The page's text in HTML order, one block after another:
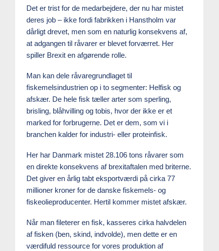
Det er trist for de medarbejdere, der nu har mistet
deres job – ikke fordi fabrikken i Hanstholm var
dårligt drevet, men som en naturlig konsekvens af,
at adgangen til råvarer er blevet forværret. Her
spiller Brexit en afgørende rolle.
Man kan dele råvaregrundlaget til
fiskemelsindustrien op i to segmenter: Helfisk og
afskær. De hele fisk tæller arter som sperling,
brisling, blåhvilling og tobis, hvor der ikke er et
marked for forbrugerne. Det er dem, som vi i
branchen kalder for industri- eller proteinfisk.
Her har Danmark mistet 28.106 tons råvarer som
en direkte konsekvens af brexitaftalen med briterne.
Det giver en årlig tabt eksportværdi på cirka 77
millioner kroner for de danske fiskemels- og
fiskeolieproducenter. Hertil kommer mistet afskær.
Når man fileterer en fisk, kasseres cirka halvdelen
af fisken (ben, skind, indvolde), men dette er en
værdifuld ressource for vores produktion af